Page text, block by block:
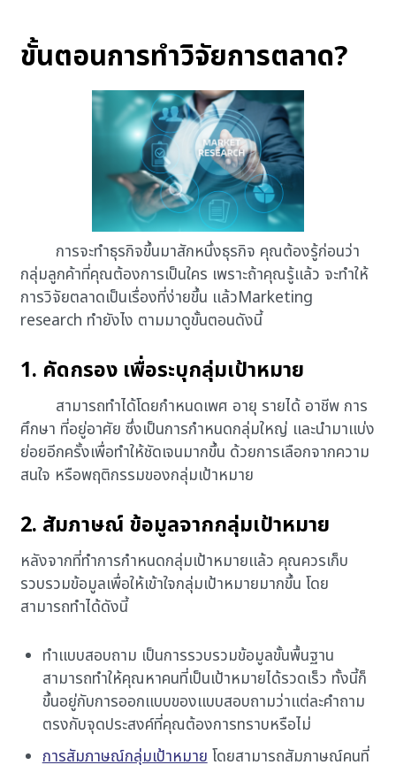
ขั้นตอนการทำวิจัยการตลาด?
การจะทำธุรกิจขึ้นมาสักหนึ่งธุรกิจ คุณต้องรู้ก่อนว่า
กลุ่มลูกค้าที่คุณต้องการเป็นใคร เพราะถ้าคุณรู้แล้ว จะทำให้
การวิจัยตลาดเป็นเรื่องที่ง่ายขึ้น แล้วMarketing
research ทำยังไง ตามมาดูขั้นตอนดังนี้
1. คัดกรอง เพื่อระบุกลุ่มเป้าหมาย
สามารถทำได้โดยกำหนดเพศ อายุ รายได้ อาชีพ การ
ศึกษา ที่อยู่อาศัย ซึ่งเป็นการกำหนดกลุ่มใหญ่ และนำมาแบ่ง
ย่อยอีกครั้งเพื่อทำให้ชัดเจนมากขึ้น ด้วยการเลือกจากความ
สนใจ หรือพฤติกรรมของกลุ่มเป้าหมาย
2. สัมภาษณ์ ข้อมูลจากกลุ่มเป้าหมาย
หลังจากที่ทำการกำหนดกลุ่มเป้าหมายแล้ว คุณควรเก็บ
รวบรวมข้อมูลเพื่อให้เข้าใจกลุ่มเป้าหมายมากขึ้น โดย
สามารถทำได้ดังนี้
ทำแบบสอบถาม เป็นการรวบรวมข้อมูลขั้นพื้นฐาน
สามารถทำให้คุณหาคนที่เป็นเป้าหมายได้รวดเร็ว ทั้งนี้ก็
ขึ้นอยู่กับการออกแบบของแบบสอบถามว่าแต่ละคำถาม
ตรงกับจุดประสงค์ที่คุณต้องการทราบหรือไม่
การสัมภาษณ์กลุ่มเป้าหมายโดยสามารถสัมภาษณ์คนที่